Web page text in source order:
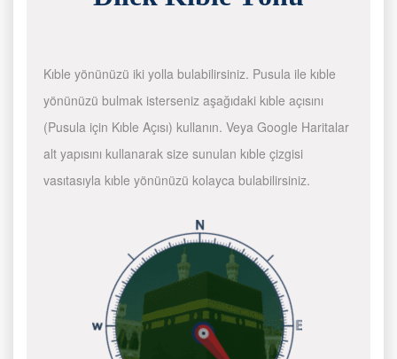
Kıble yönünüzü iki yolla bulabilirsiniz. Pusula ile kıble
yönünüzü bulmak isterseniz aşağıdaki kıble açısını
(Pusula için Kıble Açısı) kullanın. Veya Google Haritalar
alt yapısını kullanarak size sunulan kıble çizgisi
vasıtasıyla kıble yönünüzü kolayca bulabilirsiniz.